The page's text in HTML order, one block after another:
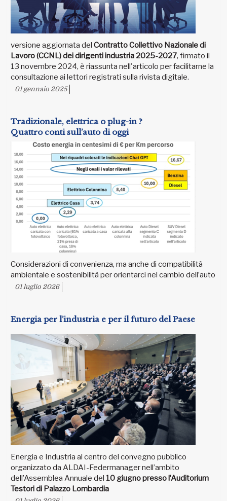
versione aggiornata del Contratto Collettivo Nazionale di
Lavoro (CCNL) dei dirigenti industria 2025-2027, firmato il
13 novembre 2024, è riassunta nell'articolo per facilitarne la
consultazione ai lettori registrati sulla rivista digitale.
01 gennaio 2025
Tradizionale, elettrica o plug-in ?
Quattro conti sull’auto di oggi
Considerazioni di convenienza, ma anche di compatibilità
ambientale e sostenibilità per orientarci nel cambio dell’auto
01 luglio 2026
Energia per l’industria e per il futuro del Paese
Energia e Industria al centro del convegno pubblico
organizzato da ALDAI-Federmanager nell’ambito
dell’Assemblea Annuale del 10 giugno presso l’Auditorium
Testori di Palazzo Lombardia